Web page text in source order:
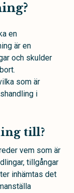
en
är en
och skulder
som är
i
till?
vem som är
tillgångar
inhämtas det